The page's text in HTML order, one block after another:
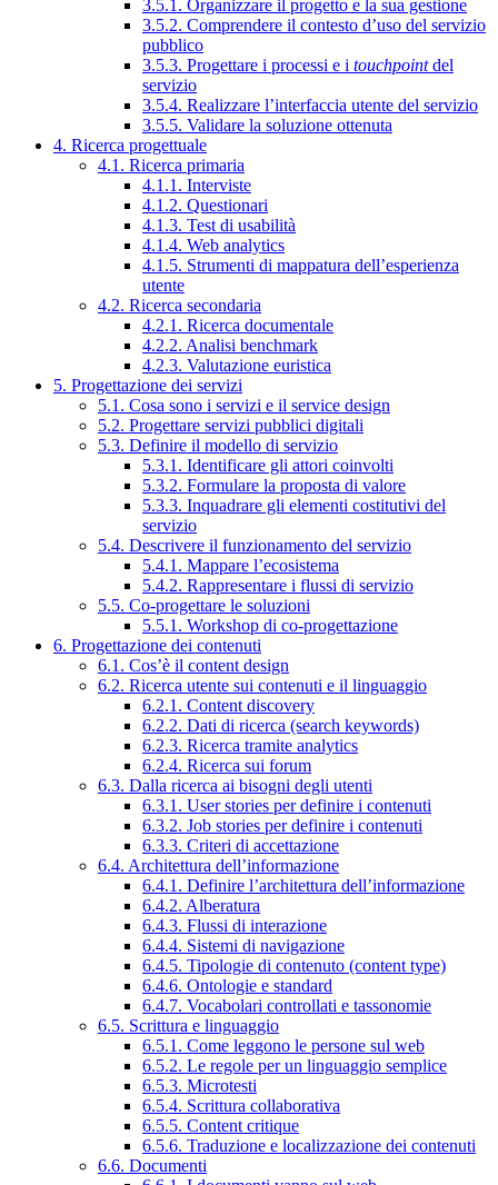
3.5.1. Organizzare il progetto e la sua gestione
3.5.2. Comprendere il contesto d’uso del servizio
pubblico
3.5.3. Progettare i processi e i touchpointdel
servizio
3.5.4. Realizzare l’interfaccia utente del servizio
3.5.5. Validare la soluzione ottenuta
4. Ricerca progettuale
4.1. Ricerca primaria
4.1.1. Interviste
4.1.2. Questionari
4.1.3. Test di usabilità
4.1.4. Web analytics
4.1.5. Strumenti di mappatura dell’esperienza
utente
4.2. Ricerca secondaria
4.2.1. Ricerca documentale
4.2.2. Analisi benchmark
4.2.3. Valutazione euristica
5. Progettazione dei servizi
5.1. Cosa sono i servizi e il service design
5.2. Progettare servizi pubblici digitali
5.3. Definire il modello di servizio
5.3.1. Identificare gli attori coinvolti
5.3.2. Formulare la proposta di valore
5.3.3. Inquadrare gli elementi costitutivi del
servizio
5.4. Descrivere il funzionamento del servizio
5.4.1. Mappare l’ecosistema
5.4.2. Rappresentare i flussi di servizio
5.5. Co-progettare le soluzioni
5.5.1. Workshop di co-progettazione
6. Progettazione dei contenuti
6.1. Cos’è il content design
6.2. Ricerca utente sui contenuti e il linguaggio
6.2.1. Content discovery
6.2.2. Dati di ricerca (search keywords)
6.2.3. Ricerca tramite analytics
6.2.4. Ricerca sui forum
6.3. Dalla ricerca ai bisogni degli utenti
6.3.1. User stories per definire i contenuti
6.3.2. Job stories per definire i contenuti
6.3.3. Criteri di accettazione
6.4. Architettura dell’informazione
6.4.1. Definire l’architettura dell’informazione
6.4.2. Alberatura
6.4.3. Flussi di interazione
6.4.4. Sistemi di navigazione
6.4.5. Tipologie di contenuto (content type)
6.4.6. Ontologie e standard
6.4.7. Vocabolari controllati e tassonomie
6.5. Scrittura e linguaggio
6.5.1. Come leggono le persone sul web
6.5.2. Le regole per un linguaggio semplice
6.5.3. Microtesti
6.5.4. Scrittura collaborativa
6.5.5. Content critique
6.5.6. Traduzione e localizzazione dei contenuti
6.6. Documenti